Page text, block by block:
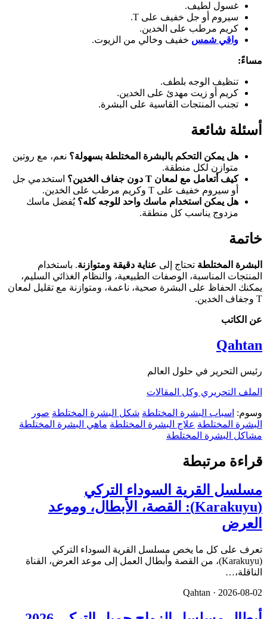
غسول لطيف.
سيروم أو جل خفيف على T.
كريم مرطب على الخدين.
واقي شمس خفيف وخالي من الزيوت.
مساءً:
تنظيف الوجه بلطف.
كريم أو زيت مهدئ على الخدين.
تجنب المنتجات القاسية على البشرة.
أسئلة شائعة
هل يمكن التحكم بالبشرة المختلطة بسهولة؟ نعم، مع روتين
متوازن لكل منطقة.
كيف أتعامل مع لمعان T دون جفاف الخدين؟
استخدمي جل
أو سيروم خفيف على T وكريم مرطب على الخدين.
هل يمكن استخدام ماسك واحد للوجه كله؟ يُفضل ماسك
مزدوج يناسب كل منطقة.
خاتمة
البشرة المختلطة تحتاج إلى عناية دقيقة ومتوازنة. باستخدام
المنتجات المناسبة، الوصفات الطبيعية، والنظام الغذائي السليم،
يمكنك الحفاظ على البشرة صحية، ناعمة، ومتوازنة مع تقليل لمعان
T وجفاف الخدين.
عن الكاتب
Qahtan
رئيس التحرير في حلول العالم
الملف التحريري وكل المقالات
وسوم: اسباب البشرة المختلطة شكل البشرة المختلطة صور
البشرة المختلطة علاج البشرة المختلطة ماهي البشرة المختلطة
مشاكل البشرة المختلطة
قراءة مرتبطة
مسلسل القرية السوداء التركي
(Karakuyu): القصة، الأبطال، وموعد
العرض
تعرف على كل ما يخص مسلسل القرية السوداء التركي
(Karakuyu)، من القصة وأبطال العمل إلى موعد العرض، القناة
الناقلة،…
Qahtan · 2026-08-02